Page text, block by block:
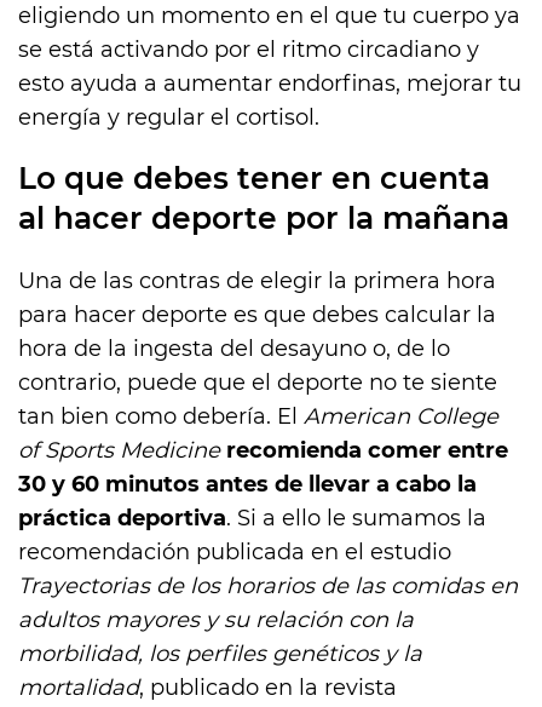
eligiendo un momento en el que tu cuerpo ya
se está activando por el ritmo circadiano y
esto ayuda a aumentar endorfinas, mejorar tu
energía y regular el cortisol.
Lo que debes tener en cuenta
al hacer deporte por la mañana
Una de las contras de elegir la primera hora
para hacer deporte es que debes calcular la
hora de la ingesta del desayuno o, de lo
contrario, puede que el deporte no te siente
tan bien como debería. El American College
of Sports Medicine recomienda comer entre
30 y 60 minutos antes de llevar a cabo la
práctica deportiva. Si a ello le sumamos la
recomendación publicada en el estudio
Trayectorias de los horarios de las comidas en
adultos mayores y su relación con la
morbilidad, los perfiles genéticos y la
mortalidad, publicado en la revista